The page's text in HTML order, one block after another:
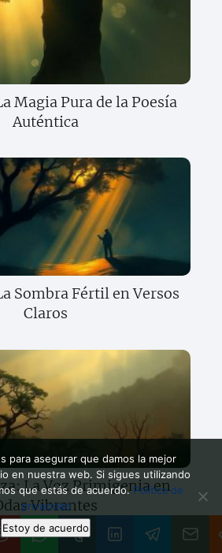
Magia Pura de la Poesía
Auténtica
Sombra Fértil en Versos
Claros
La Voz Primigenia en
Vibrantes
para asegurar que damos la mejor
en nuestra web. Si sigues utilizando
que estás de acuerdo.Política de
privacidad
Estoy de acuerdo